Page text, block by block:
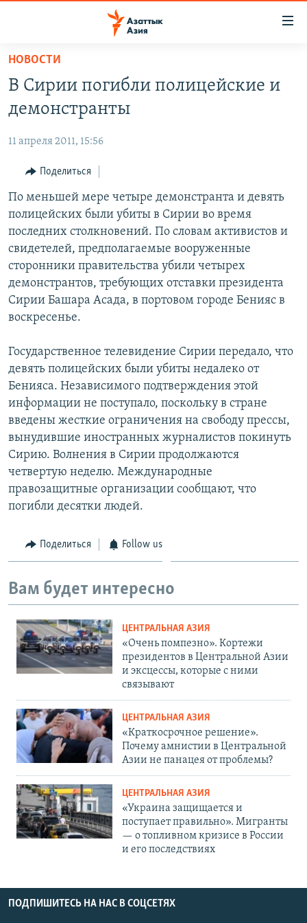
Вернуться
основному
содержанию
навигации
Вернутся
поиску
КАЗАХСТАН
УЗБЕКИСТАН
ТАДЖИКИСТАН
НОВОСТИ
ВОЙНА В УКРАИНЕ
НА ДРУГИХ ЯЗЫКАХ
ҚАЗАҚША
КЫРГЫЗЧА
ЎЗБЕКЧА
ТОҶИКӢ
TÜRKMENÇE
Все сайты РСЕ/РС
НОВОСТИ
В Сирии погибли полицейские и
демонстранты
11 апреля 2011, 15:56
Поделиться
По меньшей мере четыре демонстранта и девять
полицейских были убиты в Сирии во время
последних столкновений. По словам активистов и
свидетелей, предполагаемые вооруженные
сторонники правительства убили четырех
демонстрантов, требующих отставки президента
Сирии Башара Асада, в портовом городе Бенияс в
воскресенье.
Государственное телевидение Сирии передало, что
девять полицейских были убиты недалеко от
Бенияса. Независимого подтверждения этой
информации не поступало, поскольку в стране
введены жесткие ограничения на свободу прессы,
вынудившие иностранных журналистов покинуть
Сирию. Волнения в Сирии продолжаются
четвертую неделю. Международные
правозащитные организации сообщают, что
погибли десятки людей.
Поделиться Follow us
Вам будет интересно
ЦЕНТРАЛЬНАЯ АЗИЯ
«Очень помпезно». Кортежи
президентов в Центральной Азии
и эксцессы, которые с ними
связывают
ЦЕНТРАЛЬНАЯ АЗИЯ
«Краткосрочное решение».
Почему амнистии в Центральной
Азии не панацея от проблемы?
ЦЕНТРАЛЬНАЯ АЗИЯ
«Украина защищается и
поступает правильно». Мигранты
— о топливном кризисе в России
и его последствиях
ПОДПИШИТЕСЬ НА НАС В СОЦСЕТЯХ